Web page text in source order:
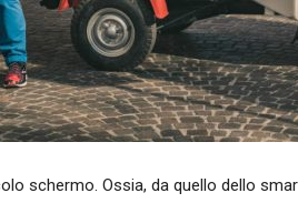
schermo. Ossia, da quello dello